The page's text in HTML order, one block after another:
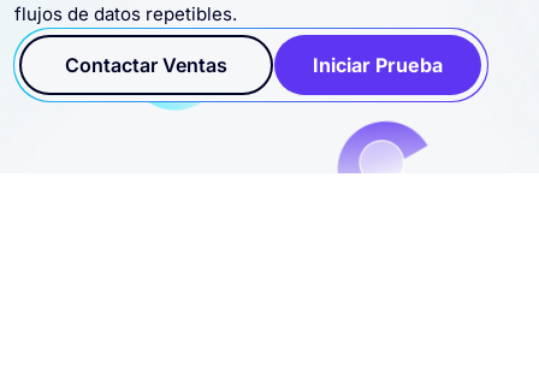
flujos de datos repetibles.
Contactar Ventas Iniciar Prueba